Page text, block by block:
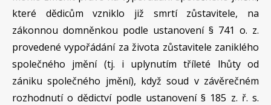
které dědicům vzniklo již smrtí zůstavitele, na
zákonnou domněnkou podle ustanovení § 741 o. z.
provedené vypořádání za života zůstavitele zaniklého
společného jmění (tj. i uplynutím tříleté lhůty od
zániku společného jmění), když soud v závěrečném
rozhodnutí o dědictví podle ustanovení § 185 z. ř. s.